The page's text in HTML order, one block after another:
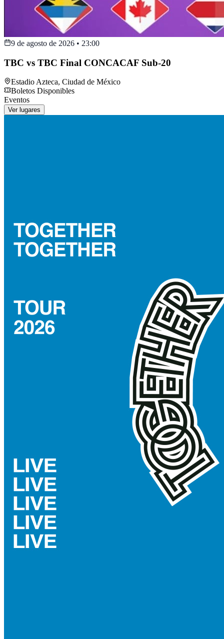
9 de agosto de 2026 • 23:00
TBC vs TBC Final CONCACAF Sub-20
Estadio Azteca, Ciudad de México
Boletos Disponibles
Eventos
Ver lugares